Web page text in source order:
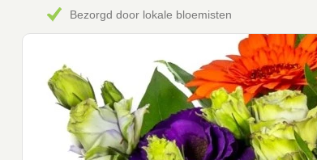
Bezorgd door lokale bloemisten